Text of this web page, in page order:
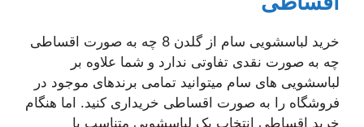
خرید لباسشویی سام از گلدن 8 چه به صورت اقساطی
چه به صورت نقدی تفاوتی ندارد و شما علاوه بر
لباسشویی های سام میتوانید تمامی برندهای موجود در
فروشگاه را به صورت اقساطی خریداری کنید. اما هنگام
خرید اقساطی انتخاب یک لباسشویی متناسب با